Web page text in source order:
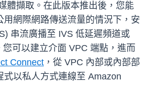
體擷取。在此版本推出後，您能
用網際網路傳送流量的情況下，安
串流廣播至 IVS 低延遲頻道或
您可以建立介面 VPC 端點，進而
Connect ，從 VPC 內部或內部部
式以私人方式連線至 Amazon